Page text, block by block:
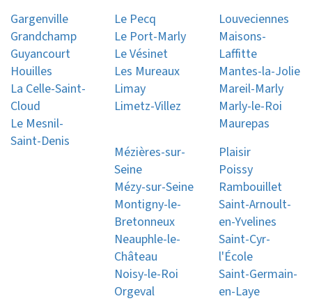
Gargenville
Grandchamp
Guyancourt
Houilles
La Celle-Saint-
Cloud
Le Mesnil-
Saint-Denis
Le Pecq
Le Port-Marly
Le Vésinet
Les Mureaux
Limay
Limetz-Villez
Louveciennes
Maisons-
Laffitte
Mantes-la-Jolie
Mareil-Marly
Marly-le-Roi
Maurepas
Mézières-sur-
Seine
Mézy-sur-Seine
Montigny-le-
Bretonneux
Neauphle-le-
Château
Noisy-le-Roi
Orgeval
Plaisir
Poissy
Rambouillet
Saint-Arnoult-
en-Yvelines
Saint-Cyr-
l'École
Saint-Germain-
en-Laye